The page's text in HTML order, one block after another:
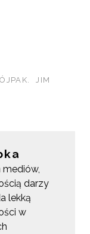
JIM
darzy
lekką
w